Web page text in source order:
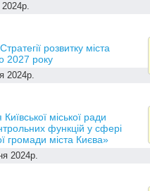
розвитку міста
2027 року
2024р.
міської ради
функцій у сфері
громади міста Києва»
2024р.